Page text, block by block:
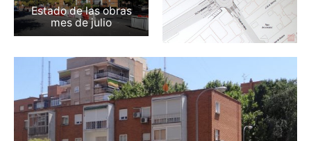
Estado de las obras
mes de julio